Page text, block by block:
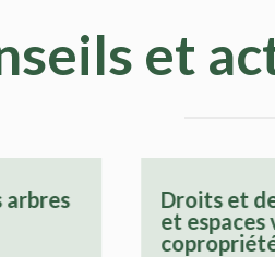
et
devoirs : terrasse
verts en